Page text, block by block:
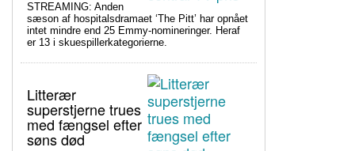
STREAMING: Anden
sæson af hospitalsdramaet ‘The Pitt’ har opnået
intet mindre end 25 Emmy-nomineringer. Heraf
er 13 i skuespillerkategorierne.
Litterær
superstjerne trues
med fængsel efter
søns død